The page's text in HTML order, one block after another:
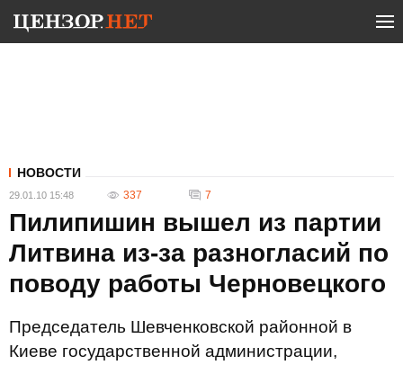
НОВОСТИ
29.01.10 15:48 337 7
Пилипишин вышел из партии
Литвина из-за разногласий по
поводу работы Черновецкого
Председатель Шевченковской районной в
Киеве государственной администрации,